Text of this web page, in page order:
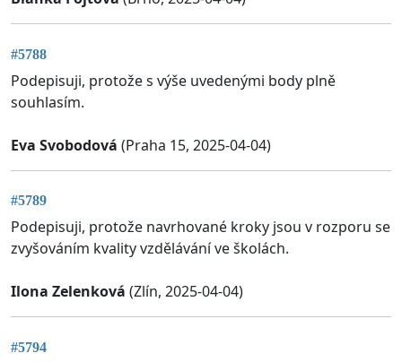
#5788
Podepisuji, protože s výše uvedenými body plně
souhlasím.
Eva Svobodová (Praha 15, 2025-04-04)
#5789
Podepisuji, protože navrhované kroky jsou v rozporu se
zvyšováním kvality vzdělávání ve školách.
Ilona Zelenková (Zlín, 2025-04-04)
#5794